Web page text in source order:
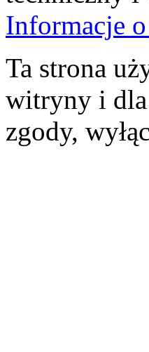
Informacje
Ta strona
witryny i dla
zgody,